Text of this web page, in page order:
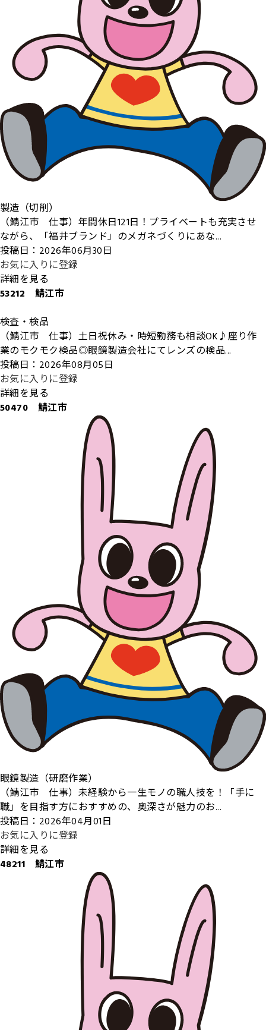
製造（切削）
（鯖江市 仕事）年間休日121日！プライベートも充実させ
ながら、「福井ブランド」のメガネづくりにあな...
投稿日：2026年06月30日
お気に入りに登録
詳細を見る
53212 鯖江市
検査・検品
（鯖江市 仕事）土日祝休み・時短勤務も相談OK♪座り作
業のモクモク検品◎眼鏡製造会社にてレンズの検品...
投稿日：2026年08月05日
お気に入りに登録
詳細を見る
50470 鯖江市
眼鏡製造（研磨作業）
（鯖江市 仕事）未経験から一生モノの職人技を！「手に
職」を目指す方におすすめの、奥深さが魅力のお...
投稿日：2026年04月01日
お気に入りに登録
詳細を見る
48211 鯖江市